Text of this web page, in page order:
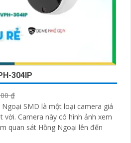
304IP
₫
Ngoại SMD là một loại camera giá
xem
quan sát Hồng Ngoại lên đến